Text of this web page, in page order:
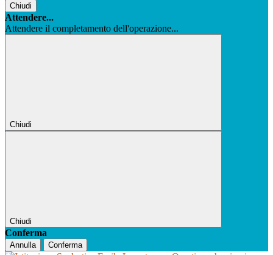
Chiudi
Attendere...
Attendere il completamento dell'operazione...
Chiudi
Chiudi
Conferma
Annulla Conferma